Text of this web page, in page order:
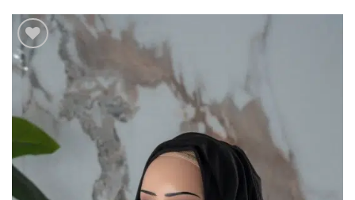
اضف
الي
المفضلة